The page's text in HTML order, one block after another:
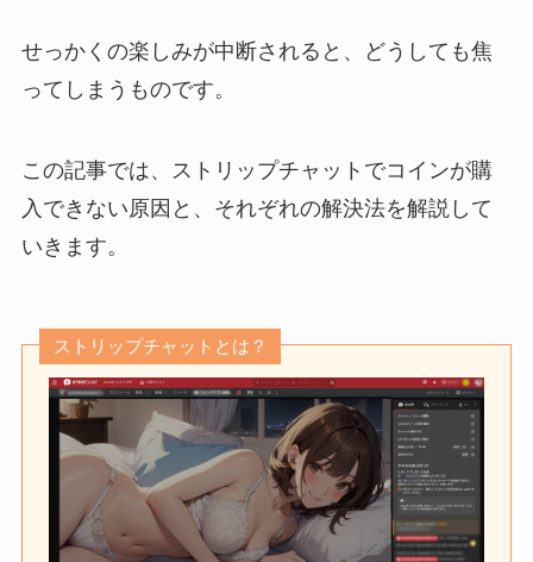
せっかくの楽しみが中断されると、どうしても焦
ってしまうものです。
この記事では、ストリップチャットでコインが購
入できない原因と、それぞれの解決法を解説して
いきます。
ストリップチャットとは？